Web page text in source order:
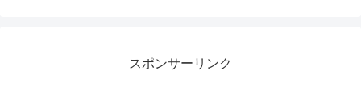
スポンサーリンク